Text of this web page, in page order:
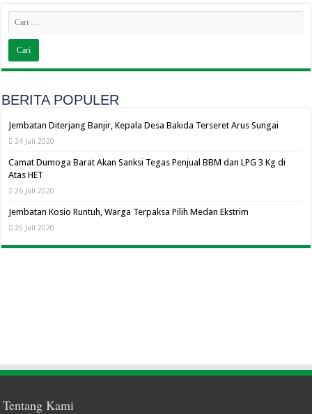
BERITA POPULER
Jembatan Diterjang Banjir, Kepala Desa Bakida Terseret Arus Sungai
24 Juli 2020
Camat Dumoga Barat Akan Sanksi Tegas Penjual BBM dan LPG 3 Kg di
Atas HET
26 Juli 2020
Jembatan Kosio Runtuh, Warga Terpaksa Pilih Medan Ekstrim
25 Juli 2020
Tentang Kami